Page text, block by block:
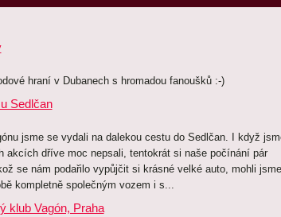
hraní v Dubanech s hromadou fanoušků :-)
Sedlčan
jsme se vydali na dalekou cestu do Sedlčan. I když
akcích dříve moc nepsali, tentokrát si naše počínání pár
se nám podařilo vypůjčit si krásné velké auto, mohli jsme
kompletně společným vozem i s...
klub Vagón, Praha